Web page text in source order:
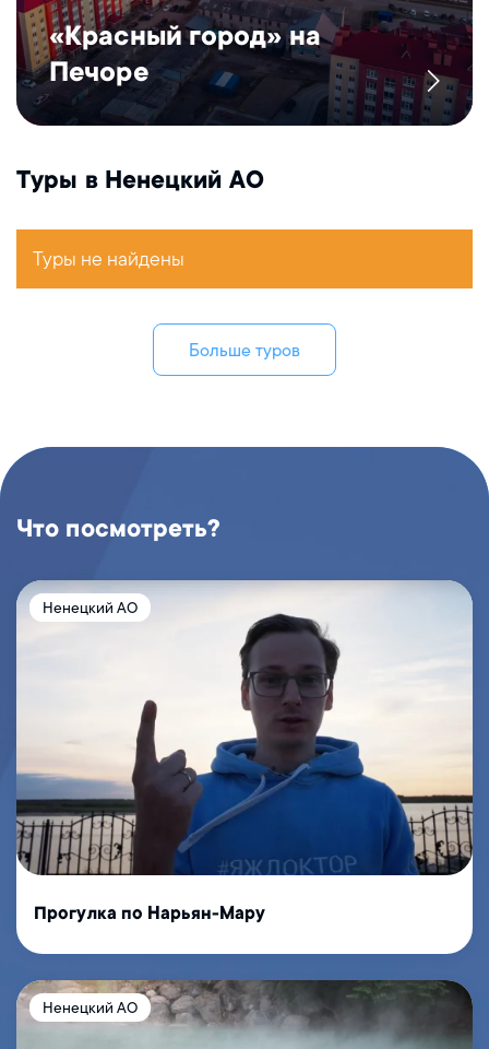
«Красный город» на
Печоре
Туры в Ненецкий АО
Туры не найдены
Больше туров
Что посмотреть?
Прогулка по Нарьян-Мару
Ненецкий АО
Ненецкий АО